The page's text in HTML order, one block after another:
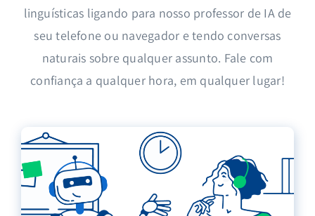
linguísticas ligando para nosso professor de IA de
seu telefone ou navegador e tendo conversas
naturais sobre qualquer assunto. Fale com
confiança a qualquer hora, em qualquer lugar!
Fale um novo idioma
mais rápido do que